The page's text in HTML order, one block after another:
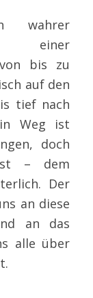
wahrer
einer
bis zu
auf den
tief nach
Weg ist
doch
– dem
Der
an diese
an das
alle über